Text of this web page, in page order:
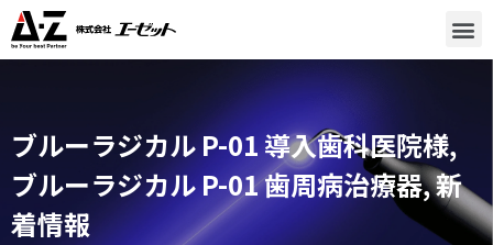
ブルーラジカル P-01 導入歯科医院様,
ブルーラジカル P-01 歯周病治療器,新
着情報